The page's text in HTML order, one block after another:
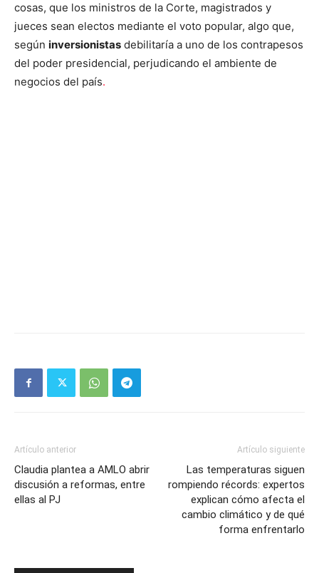
cosas, que los ministros de la Corte, magistrados y
jueces sean electos mediante el voto popular, algo que,
según inversionistas debilitaría a uno de los contrapesos
del poder presidencial, perjudicando el ambiente de
negocios del país.
Artículo anterior
Claudia plantea a AMLO abrir
discusión a reformas, entre
ellas al PJ
Artículo siguiente
Las temperaturas siguen
rompiendo récords: expertos
explican cómo afecta el
cambio climático y de qué
forma enfrentarlo